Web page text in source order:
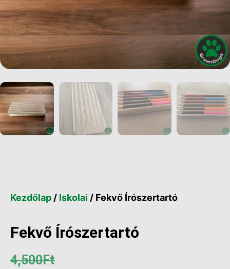
Kezdőlap / Iskolai / Fekvő Írószertartó
Fekvő Írószertartó
4,500Ft